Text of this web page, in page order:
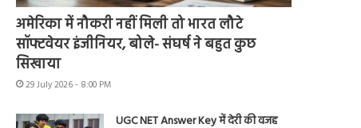
अमेरिका में नौकरी नहीं मिली तो भारत लौटे
सॉफ्टवेयर इंजीनियर, बोले- संघर्ष ने बहुत कुछ
सिखाया
29 July 2026 - 8:00 PM
UGC NET Answer Key में देरी की वजह